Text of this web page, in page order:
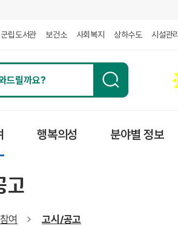
군립도서관 보건소 사회복지 상하수도 시설관리
행복의성 분야별 정보
고
여 고시/공고